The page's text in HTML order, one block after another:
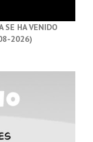
SE HA VENIDO
2026)